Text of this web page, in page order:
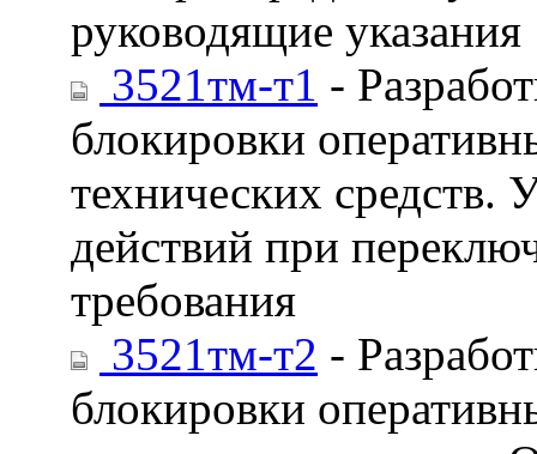
руководящие указания
3521тм-т1 -
блокировки
технических средств.
действий при
требования
3521тм-т2 -
блокировки